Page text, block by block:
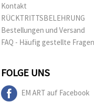
Kontakt
RÜCKTRITTSBELEHRUNG
Bestellungen und Versand
FAQ - Häufig gestellte Fragen
FOLGE UNS
EM ART auf Facebook